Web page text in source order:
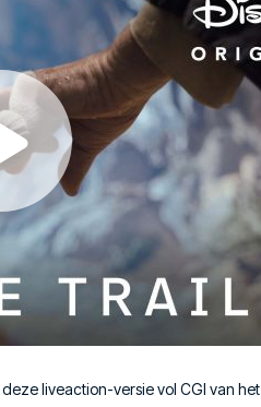
liveaction-versie vol CGI van